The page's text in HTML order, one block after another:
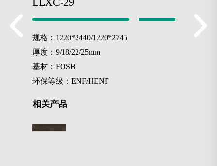
规格：1220*2440/1220*2745
厚度：9/18/22/25mm
基材：FOSB
环保等级：ENF/HENF
相关产品